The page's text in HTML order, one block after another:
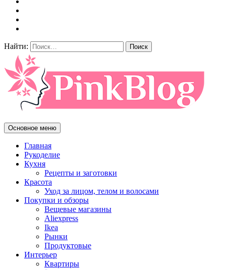
Найти:
Основное меню
Главная
Рукоделие
Кухня
Рецепты и заготовки
Красота
Уход за лицом, телом и волосами
Покупки и обзоры
Вещевые магазины
Aliexpress
Ikea
Рынки
Продуктовые
Интерьер
Квартиры